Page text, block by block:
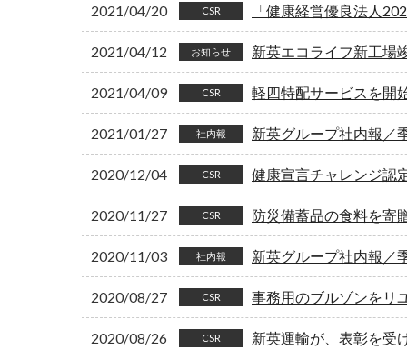
2021/04/20 CSR 「健康経営優良法人
2021/04/12 お知らせ 新英エコライフ新工場
2021/04/09 CSR 軽四特配サービスを開
2021/01/27 社内報 新英グループ社内報
2020/12/04 CSR 健康宣言チャレンジ認
2020/11/27 CSR 防災備蓄品の食料を寄
2020/11/03 社内報 新英グループ社内報
2020/08/27 CSR 事務用のブルゾンをリ
2020/08/26 CSR 新英運輸が、表彰を受